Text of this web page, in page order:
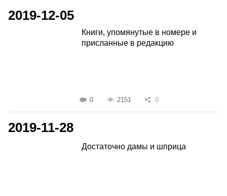
2019-12-05
Книги, упомянутые в номере и
присланные в редакцию
0 2151 0
2019-11-28
Достаточно дамы и шприца